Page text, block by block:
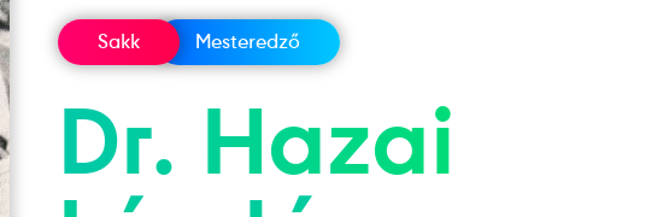
Sakk Mesteredző
Dr. Hazai